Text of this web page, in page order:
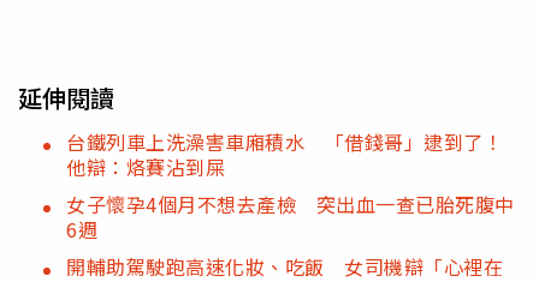
延伸閱讀
台鐵列車上洗澡害車廂積水 「借錢哥」逮到了！
他辯：烙賽沾到屎
女子懷孕4個月不想去產檢 突出血一查已胎死腹中
6週
開輔助駕駛跑高速化妝、吃飯 女司機辯「心裡在